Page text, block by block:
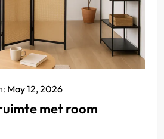
May 12, 2026
met room